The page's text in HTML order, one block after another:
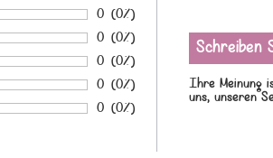
Anzahl von Bewertungen:
0 Prozentsatz der Bewertungen:
(0%)
Anzahl von Bewertungen:
0 Prozentsatz der
(0%)
Anzahl von Bewertungen:
0 Prozentsatz der
(0%)
Anzahl von Bewertungen:
0 Prozentsatz der
(0%)
Anzahl von Bewertungen:
0 Prozentsatz der Bewertungen:
(0%)
Ihre Meinung
uns, unseren